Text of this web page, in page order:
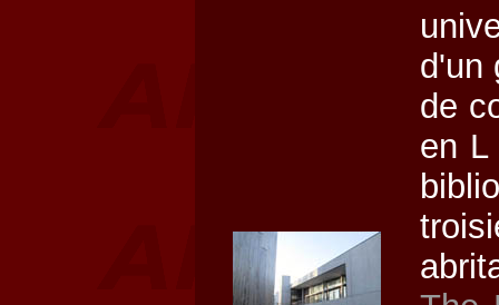
d'un
de
en L